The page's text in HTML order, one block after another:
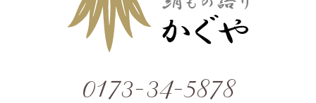
0173-34-5878